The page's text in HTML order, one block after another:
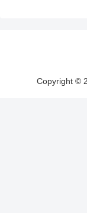
Copyright ©